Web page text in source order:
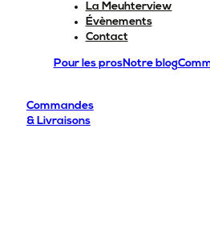
La Meuhterview
Évènements
Contact
Pour les prosNotre blog
Commandes
& Livraisons